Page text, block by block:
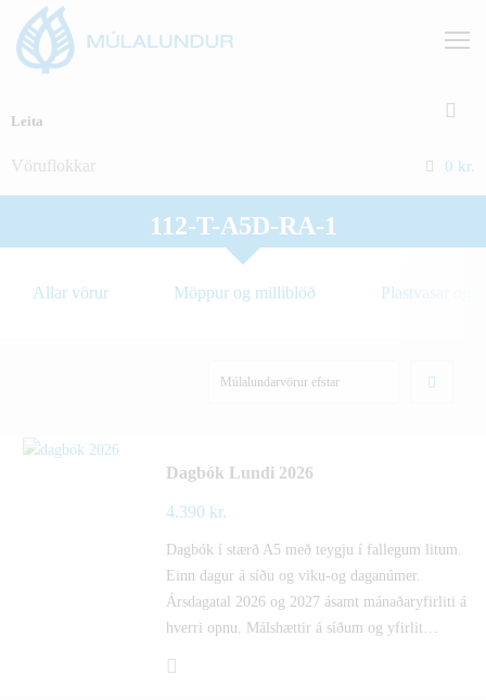
Vöruflokkar 0 kr.
112-T-A5D-RA-1
Allar vörur Möppur og milliblöð Plastvasar og
Dagbók Lundi 2026
4.390 kr.
Dagbók í stærð A5 með teygju í fallegum litum.
Einn dagur á síðu og viku-og daganúmer.
Ársdagatal 2026 og 2027 ásamt mánaðaryfirliti á
hverri opnu. Málshættir á síðum og yfirlit…